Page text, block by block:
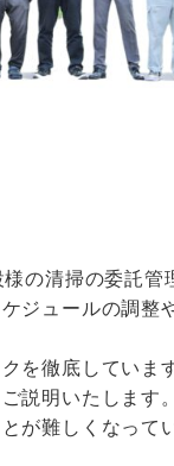
の清掃の委託
ジュールの調整
を徹底していま
説明いたします。
が難しくなって